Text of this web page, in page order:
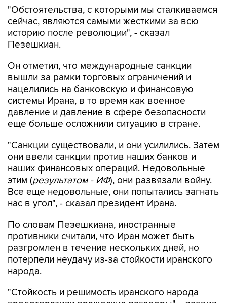
"Обстоятельства, с которыми мы сталкиваемся
сейчас, являются самыми жесткими за всю
историю после революции", - сказал
Пезешкиан.
Он отметил, что международные санкции
вышли за рамки торговых ограничений и
нацелились на банковскую и финансовую
системы Ирана, в то время как военное
давление и давление в сфере безопасности
еще больше осложнили ситуацию в стране.
"Санкции существовали, и они усилились. Затем
они ввели санкции против наших банков и
наших финансовых операций. Недовольные
этим (результатом - ИФ), они развязали войну.
Все еще недовольные, они попытались загнать
нас в угол", - сказал президент Ирана.
По словам Пезешкиана, иностранные
противники считали, что Иран может быть
разгромлен в течение нескольких дней, но
потерпели неудачу из-за стойкости иранского
народа.
"Стойкость и решимость иранского народа